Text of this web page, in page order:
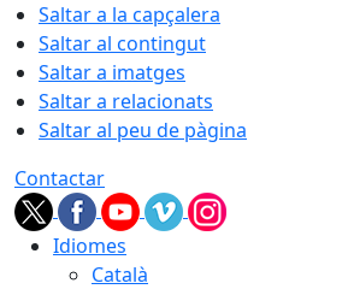
Saltar a la capçalera
Saltar al contingut
Saltar a imatges
Saltar a relacionats
Saltar al peu de pàgina
Contactar
Idiomes
Català